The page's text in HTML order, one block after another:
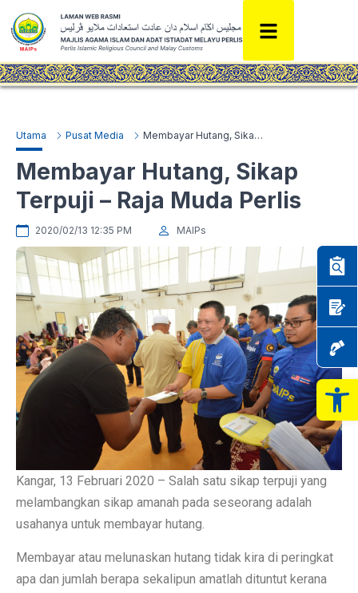
Utama Pusat Media Membayar Hutang, Sikap Terpuji – Raja Muda Perlis
Membayar Hutang, Sikap
Terpuji – Raja Muda Perlis
2020/02/13 12:35 PM MAIPs
Kangar, 13 Februari 2020 – Salah satu sikap terpuji yang
melambangkan sikap amanah pada seseorang adalah
usahanya untuk membayar hutang.
Membayar atau melunaskan hutang tidak kira di peringkat
apa dan jumlah berapa sekalipun amatlah dituntut kerana